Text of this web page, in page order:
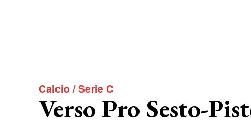
Calcio / Serie C
Verso Pro Sesto-